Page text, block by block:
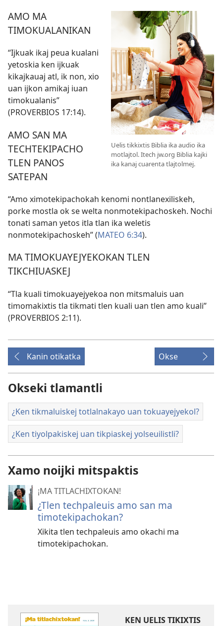
Uelis tikkixtis Biblia ika audio ika
motlajtol. Itech jw.org Biblia kajki
ika kanaj cuarenta tlajtolmej.
AMO MA
TIMOKUALANIKAN
“Ijkuak ikaj peua kualani
yetoskia ken ijkuak
kikajkauaj atl, ik non, xio
uan ijkon amikaj iuan
timokualanis”
(PROVERBIOS 17:14).
AMO SAN MA
TECHTEKIPACHO
TLEN PANOS
SATEPAN
“Amo ximotekipachokah kenomi nontlanexiliskeh,
porke mostla ok se welta nonmotekipachoskeh. Nochi
tonati saman yetos itla tlan ika weletis
nonmotekipachoskeh” (MATEO 6:34).
MA TIMOKUAYEJYEKOKAN TLEN
TIKCHIUASKEJ
“Tla kuali timokuayejyekoa non mitsmaluis uan
timomakixtis tla tikmati tlen kuali uan tlen amo kuali”
(PROVERBIOS 2:11).
Kanin otikatka Okse
Okseki tlamantli
¿Ken tikmaluiskej totlalnakayo uan tokuayejyekol?
¿Ken tiyolpakiskej uan tikpiaskej yolseuilistli?
Xamo noijki mitspaktis
¡MA TITLACHIXTOKAN!
¿Tlen techpaleuis amo san ma
timotekipachokan?
Xikita tlen techpaleuis amo okachi ma
timotekipachokan.
KEN UELIS TIKIXTIS